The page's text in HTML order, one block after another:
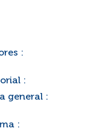
:
:
general :
: